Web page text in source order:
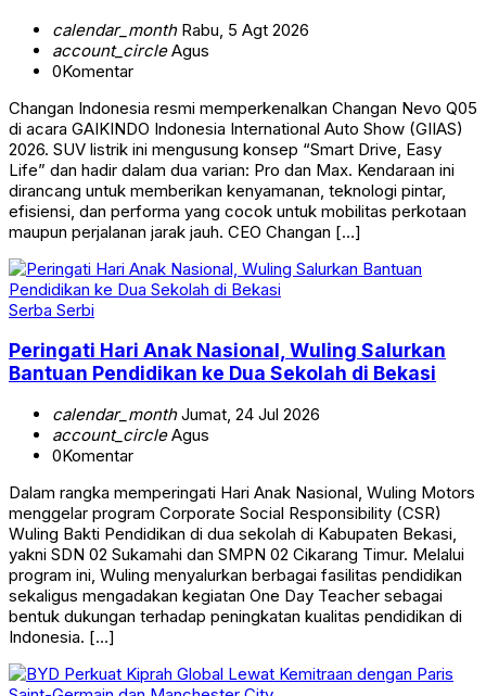
calendar_monthRabu, 5 Agt 2026
account_circleAgus
0Komentar
Changan Indonesia resmi memperkenalkan Changan Nevo Q05
di acara GAIKINDO Indonesia International Auto Show (GIIAS)
2026. SUV listrik ini mengusung konsep “Smart Drive, Easy
Life” dan hadir dalam dua varian: Pro dan Max. Kendaraan ini
dirancang untuk memberikan kenyamanan, teknologi pintar,
efisiensi, dan performa yang cocok untuk mobilitas perkotaan
maupun perjalanan jarak jauh. CEO Changan […]
Serba Serbi
Peringati Hari Anak Nasional, Wuling Salurkan
Bantuan Pendidikan ke Dua Sekolah di Bekasi
calendar_monthJumat, 24 Jul 2026
account_circleAgus
0Komentar
Dalam rangka memperingati Hari Anak Nasional, Wuling Motors
menggelar program Corporate Social Responsibility (CSR)
Wuling Bakti Pendidikan di dua sekolah di Kabupaten Bekasi,
yakni SDN 02 Sukamahi dan SMPN 02 Cikarang Timur. Melalui
program ini, Wuling menyalurkan berbagai fasilitas pendidikan
sekaligus mengadakan kegiatan One Day Teacher sebagai
bentuk dukungan terhadap peningkatan kualitas pendidikan di
Indonesia. […]